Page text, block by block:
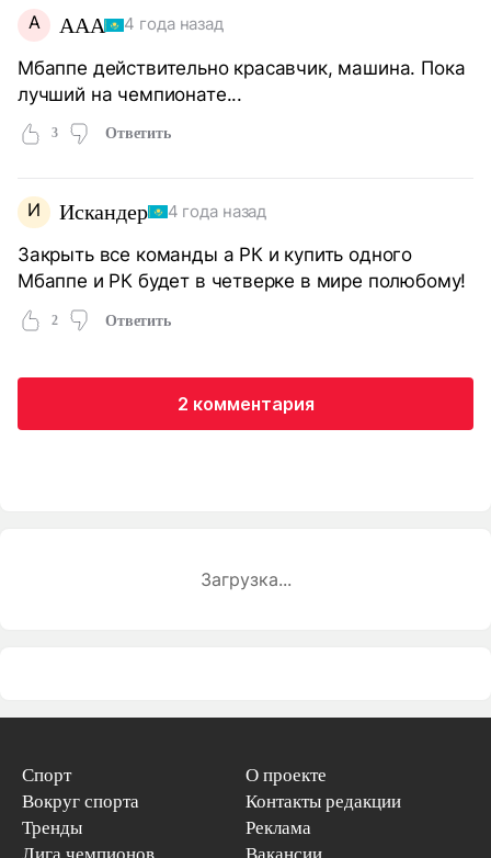
A AAA 4 года назад
Мбаппе действительно красавчик, машина. Пока
лучший на чемпионате...
3 Ответить
И Искандер 4 года назад
Закрыть все команды а РК и купить одного
Мбаппе и РК будет в четверке в мире полюбому!
2 Ответить
2 комментария
Загрузка...
Спорт
Вокруг спорта
Тренды
О проекте
Контакты редакции
Реклама